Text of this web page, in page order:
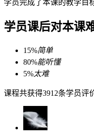
学员完成了本课的教学目
学员课后对本课
15%简单
80%能听懂
5%太难
课程共获得3912条学员评